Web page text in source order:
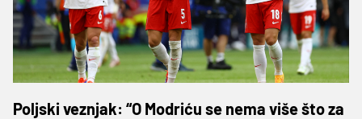
Poljski veznjak: “O Modriću se nema više što za